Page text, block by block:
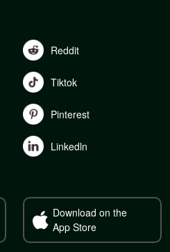
Reddit
Tiktok
Pinterest
Linkedln
Download on the
App Store